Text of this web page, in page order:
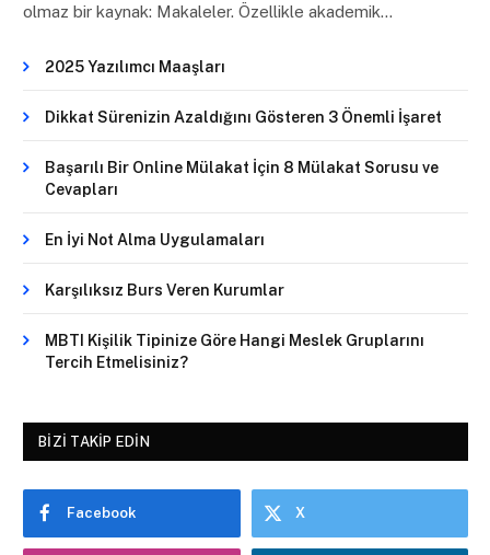
olmaz bir kaynak: Makaleler. Özellikle akademik…
2025 Yazılımcı Maaşları
Dikkat Sürenizin Azaldığını Gösteren 3 Önemli İşaret
Başarılı Bir Online Mülakat İçin 8 Mülakat Sorusu ve
Cevapları
En İyi Not Alma Uygulamaları
Karşılıksız Burs Veren Kurumlar
MBTI Kişilik Tipinize Göre Hangi Meslek Gruplarını
Tercih Etmelisiniz?
BIZI TAKIP EDIN
Facebook X